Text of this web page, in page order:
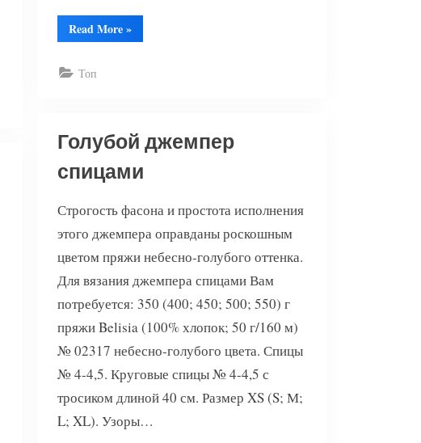
Read More“Вязаный
топ
»
Топ
Голубой джемпер
спицами
Строгость фасона и простота исполнения
этого джемпера оправданы роскошным
цветом пряжи небесно-голубого оттенка.
Для вязания джемпера спицами Вам
потребуется: 350 (400; 450; 500; 550) г
пряжи Belisia (100% хлопок; 50 г/160 м)
№ 02317 небесно-голубого цвета. Спицы
№ 4-4,5. Круговые спицы № 4-4,5 с
тросиком длиной 40 см. Размер XS (S; М;
L; XL). Узоры…